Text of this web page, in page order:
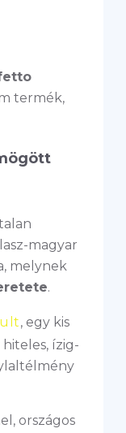
termék,
magyar
melynek
.
, egy kis
hiteles, ízig-
országos